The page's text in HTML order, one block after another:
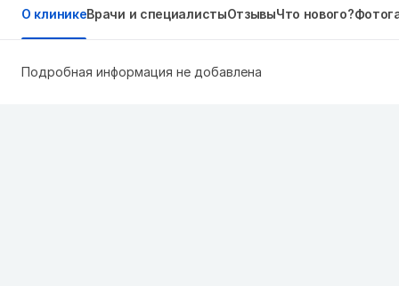
О клиникеВрачи и специалистыОтзывыЧто нового?
Подробная информация не добавлена